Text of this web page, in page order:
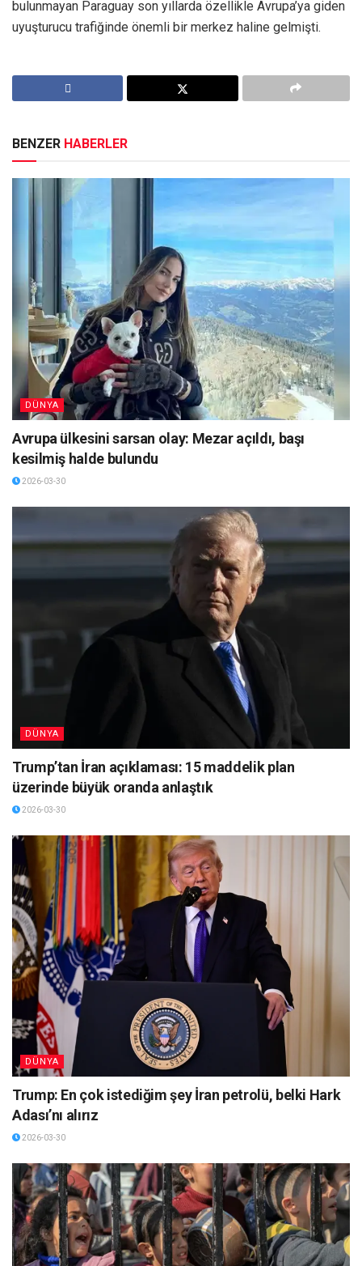
bulunmayan Paraguay son yıllarda özellikle Avrupa’ya giden
uyuşturucu trafiğinde önemli bir merkez haline gelmişti.
BENZER HABERLER
DÜNYA
Avrupa ülkesini sarsan olay: Mezar açıldı, başı
kesilmiş halde bulundu
2026-03-30
DÜNYA
Trump’tan İran açıklaması: 15 maddelik plan
üzerinde büyük oranda anlaştık
2026-03-30
DÜNYA
Trump: En çok istediğim şey İran petrolü, belki Hark
Adası’nı alırız
2026-03-30